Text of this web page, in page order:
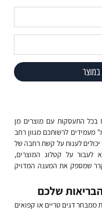
בכל התעסקות עם מוצרים מן
מעמידים לרשותכם מגוון רחב
לענות על קשת רחבה של
לעבור על קטלוג המוצרים,
שמספק את המענה המדויק
שלכם
ממבחר דגים טריים או קפואים